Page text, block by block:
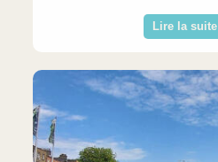
Lire la suite